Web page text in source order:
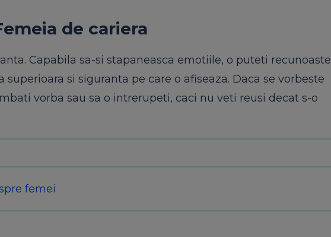
de cariera
Capabila sa-si stapaneasca emotiile, o puteti recunoaste
superioara si siguranta pe care o afiseaza. Daca se vorbeste
vorba sau sa o intrerupeti, caci nu veti reusi decat s-o
femei